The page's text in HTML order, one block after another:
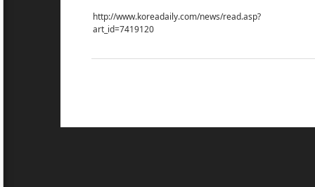
http://www.koreadaily.com/news/read.asp?
art_id=7419120